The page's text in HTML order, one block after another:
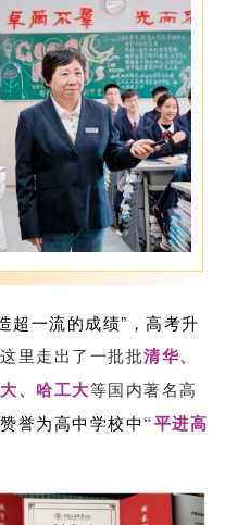
超一流的成绩”，高考升
这里走出了一批批清华、
、哈工大等国内著名高
誉为高中学校中“平进高